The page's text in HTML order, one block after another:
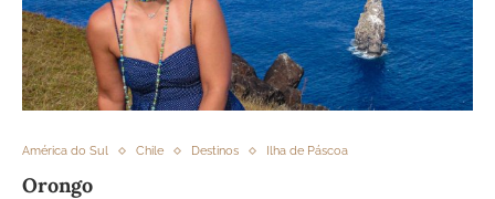
América do Sul Chile Destinos Ilha de Páscoa
Orongo